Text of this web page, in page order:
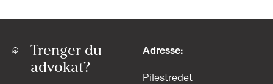
Trenger du
advokat?
Adresse:
Pilestredet